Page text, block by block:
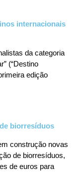
internacionais
da categoria
(“Destino
edição
biorresíduos
construção novas
de biorresíduos,
de euros para